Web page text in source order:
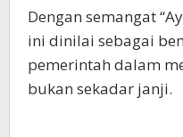
Dengan semangat
ini dinilai sebagai
pemerintah dalam
bukan sekadar janji.